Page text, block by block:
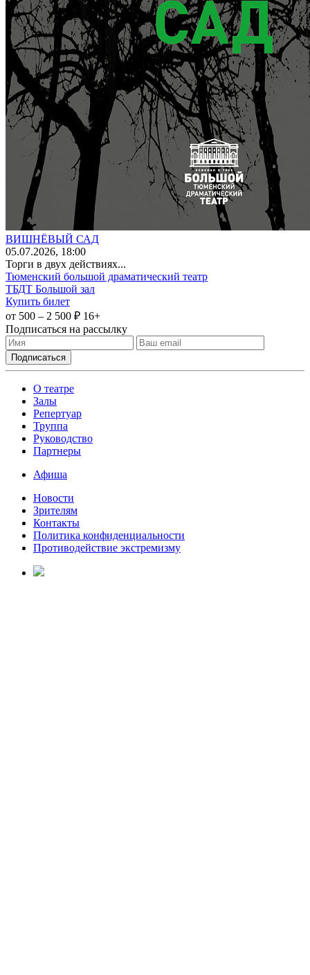
ВИШНЁВЫЙ САД
05.07.2026, 18:00
Торги в двух действиях...
Тюменский большой драматический театр
ТБДТ Большой зал
Купить билет
от 500 – 2 500 ₽ 16+
Подписаться на рассылку
О театре
Залы
Репертуар
Труппа
Руководство
Партнеры
Афиша
Новости
Зрителям
Контакты
Политика конфиденциальности
Противодействие экстремизму